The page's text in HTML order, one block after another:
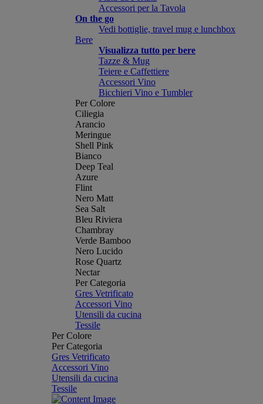
Accessori per la Tavola
On the go
Vedi bottiglie, travel mug e lunchbox
Bere
Visualizza tutto per bere
Tazze & Mug
Teiere e Caffettiere
Accessori Vino
Bicchieri Vino e Tumbler
Per Colore
Ciliegia
Arancio
Meringue
Shell Pink
Bianco
Deep Teal
Azure
Flint
Nero Matt
Sea Salt
Bleu Riviera
Chambray
Verde Bamboo
Nero Lucido
Rose Quartz
Nectar
Per Categoria
Gres Vetrificato
Accessori Vino
Utensili da cucina
Tessile
Per Colore
Per Categoria
Gres Vetrificato
Accessori Vino
Utensili da cucina
Tessile